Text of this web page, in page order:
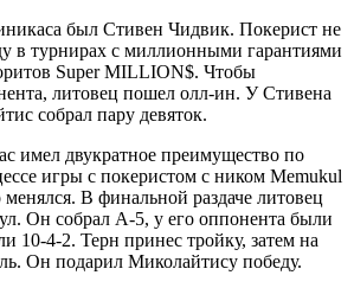
был Стивен Чидвик. Покерист не
в турнирах с миллионными гарантиями
Super MILLION$. Чтобы
литовец пошел олл-ин. У Стивена
собрал пару девяток.
имел двукратное преимущество по
игры с покеристом с ником Memukul
В финальной раздаче литовец
Он собрал А-5, у его оппонента были
10-4-2. Терн принес тройку, затем на
Он подарил Миколайтису победу.